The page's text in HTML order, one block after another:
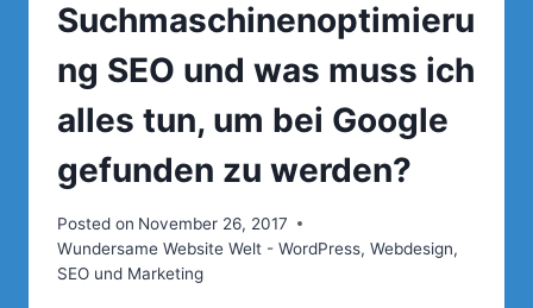
Suchmaschinenoptimieru
ng SEO und was muss ich
alles tun, um bei Google
gefunden zu werden?
Posted on November 26, 2017
Wundersame Website Welt - WordPress, Webdesign,
SEO und Marketing